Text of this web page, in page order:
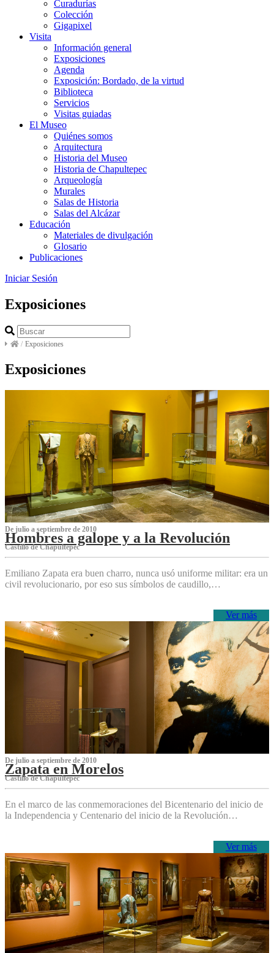
Curadurías
Colección
Gigapixel
Visita
Información general
Exposiciones
Agenda
Exposición: Bordado, de la virtud
Biblioteca
Servicios
Visitas guiadas
El Museo
Quiénes somos
Arquitectura
Historia del Museo
Historia de Chapultepec
Arqueología
Murales
Salas de Historia
Salas del Alcázar
Educación
Materiales de divulgación
Glosario
Publicaciones
Iniciar Sesión
Exposiciones
/ Exposiciones
Exposiciones
De julio a septiembre de 2010
Hombres a galope y a la Revolución
Castillo de Chapultepec
Emiliano Zapata era buen charro, nunca usó uniforme militar: era un
civil revolucionario, por eso sus símbolos de caudillo,…
Ver más
De julio a septiembre de 2010
Zapata en Morelos
Castillo de Chapultepec
En el marco de las conmemoraciones del Bicentenario del inicio de
la Independencia y Centenario del inicio de la Revolución…
Ver más